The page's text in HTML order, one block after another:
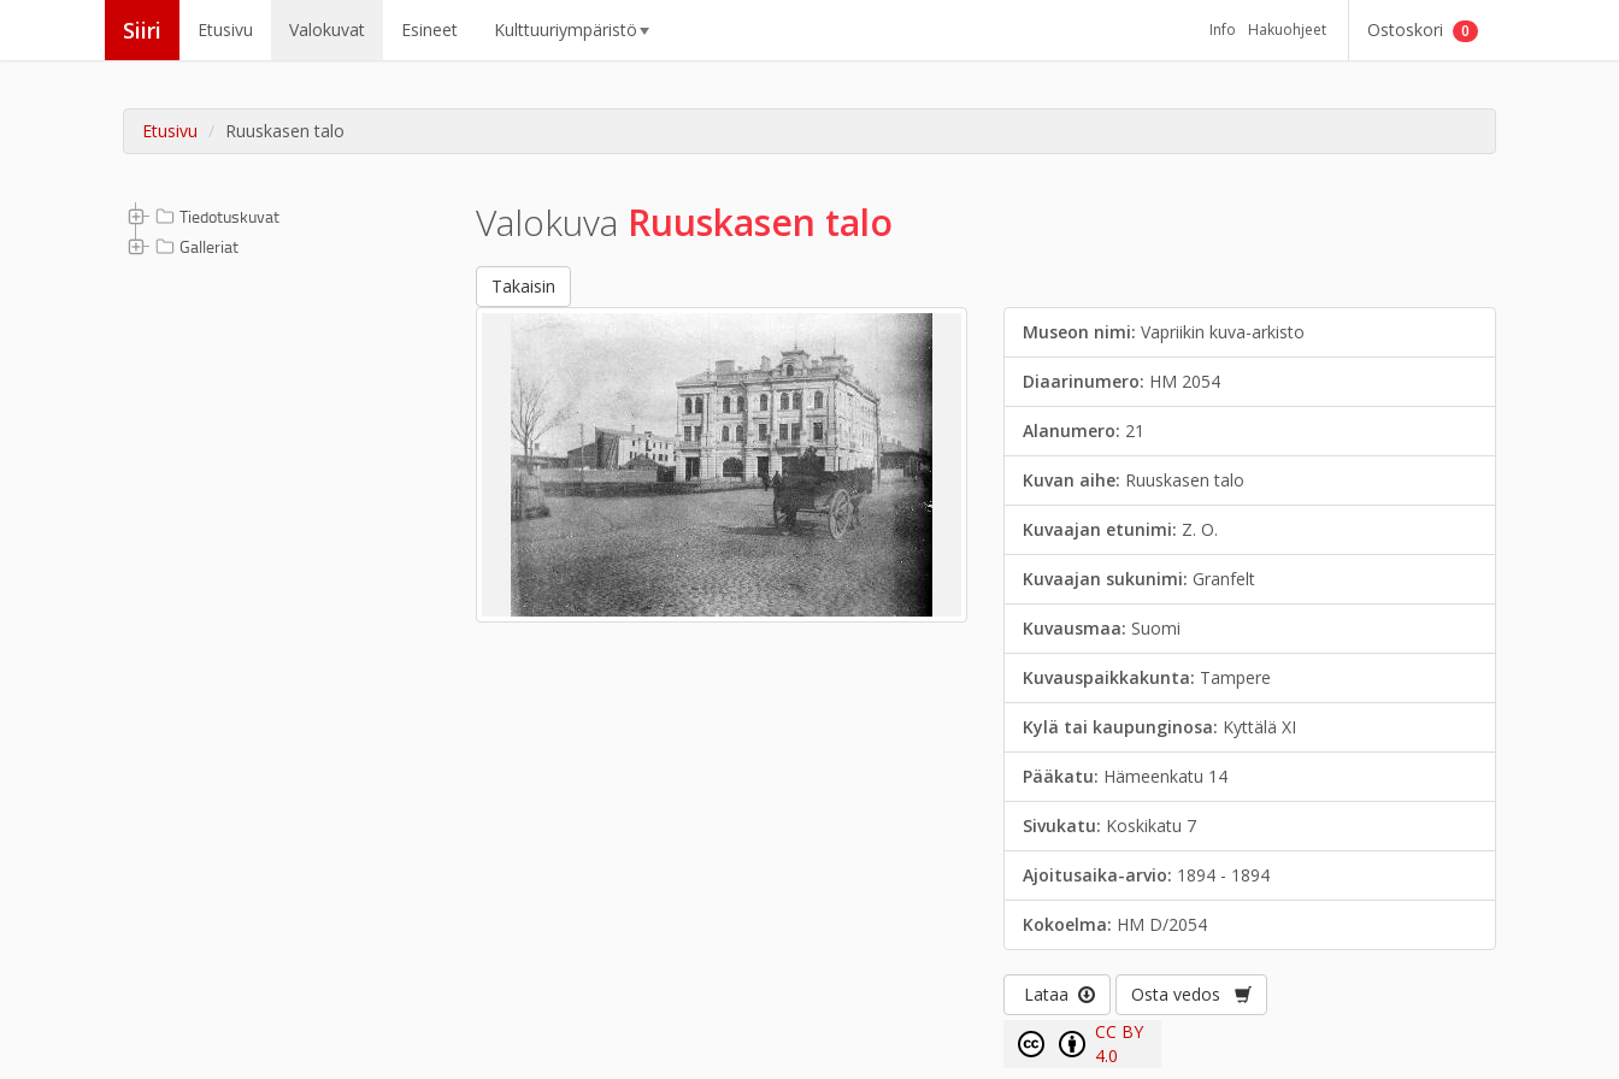
Siiri Etusivu Valokuvat Esineet Kulttuuriympäristö Info Hakuohjeet Ostoskori 0
Etusivu Ruuskasen talo
Tiedotuskuvat
Galleriat
Valokuva Ruuskasen talo
Takaisin
Museon nimi:Vapriikin kuva-arkisto
Diaarinumero: HM 2054
Alanumero: 21
Kuvan aihe: Ruuskasen talo
Kuvaajan etunimi: Z. O.
Kuvaajan sukunimi: Granfelt
Kuvausmaa: Suomi
Kuvauspaikkakunta: Tampere
Kylä tai kaupunginosa: Kyttälä XI
Pääkatu: Hämeenkatu 14
Sivukatu: Koskikatu 7
Ajoitusaika-arvio: 1894 - 1894
Kokoelma: HM D/2054
Lataa
Osta vedos
CC BY
4.0